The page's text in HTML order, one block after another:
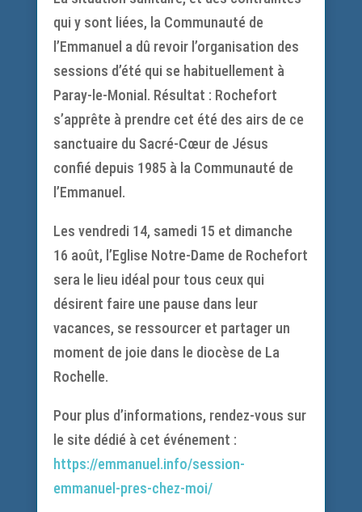
qui y sont liées, la Communauté de
l’Emmanuel a dû revoir l’organisation des
sessions d’été qui se habituellement à
Paray-le-Monial. Résultat : Rochefort
s’apprête à prendre cet été des airs de ce
sanctuaire du Sacré-Cœur de Jésus
confié depuis 1985 à la Communauté de
l’Emmanuel.
Les vendredi 14, samedi 15 et dimanche
16 août, l’Eglise Notre-Dame de Rochefort
sera le lieu idéal pour tous ceux qui
désirent faire une pause dans leur
vacances, se ressourcer et partager un
moment de joie dans le diocèse de La
Rochelle.
Pour plus d’informations, rendez-vous sur
le site dédié à cet événement :
https://emmanuel.info/session-
emmanuel-pres-chez-moi/